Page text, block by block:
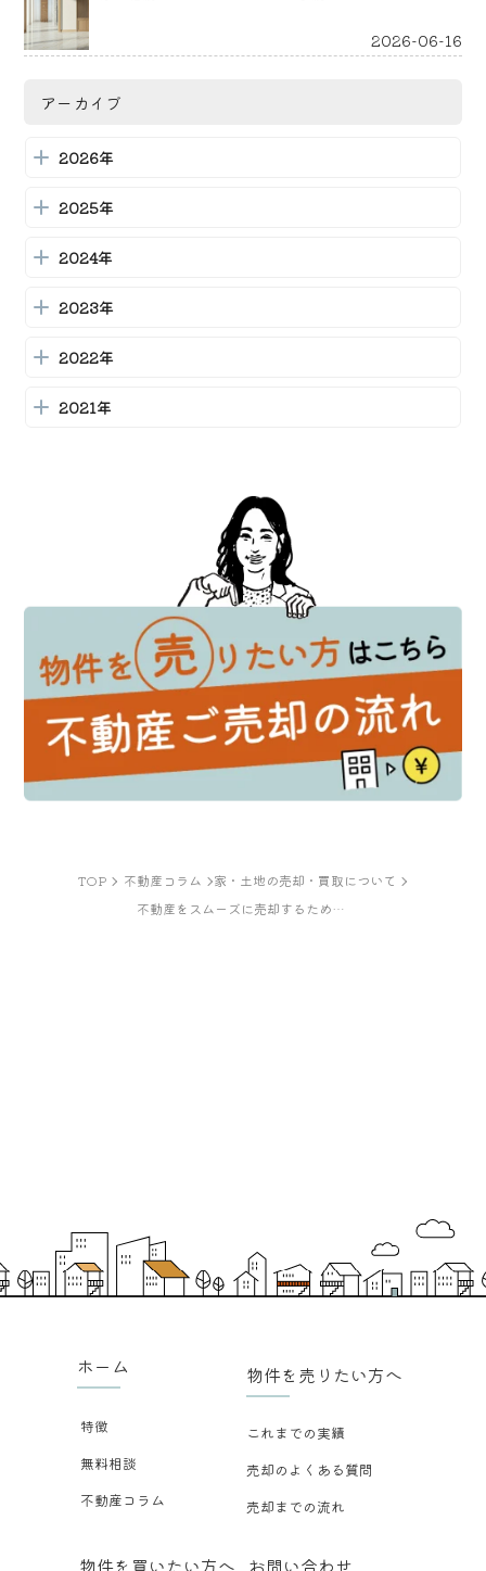
2026-06-16
栗東市での不動産買取：基本知識と選び方ガイド
人気エリア
相続した家の手続きガイド：必要なステップと注意点
の売却を成功させるために
アーカイブ
2026年
2025年
2024年
2023年
2022年
2021年
TOP 不動産コラム
家・土地の売却・買取について
不動産をスムーズに売却するための完全ガイド
ホーム
特徴
無料相談
不動産コラム
物件を売りたい方へ
これまでの実績
売却のよくある質問
売却までの流れ